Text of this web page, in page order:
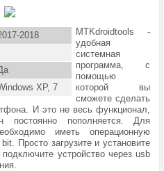
2018
XP, 7
MTKdroidtools -
удобная
системная
программа, с
помощью
которой вы
сможете сделать
И это не весь функционал,
пополняется. Для
иметь операционную
Просто загрузите и установите
устройство через usb